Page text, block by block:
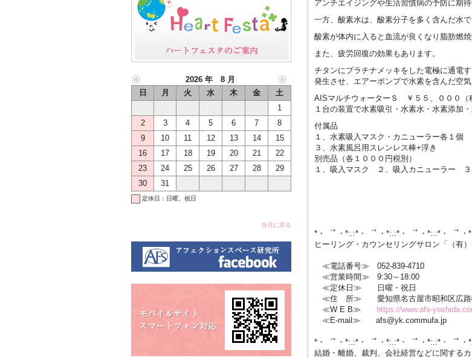
アンチエイジングや生活習慣病の予防に期
一方、酸素水は、酸素分子を多く含んだ水で
酸素が体内に入ると血流が良くなり脂肪燃
また、疲労回復の効果もあります。
チタンにプラチナメッキをした電極に通電
発生させ、エアーポンプで水素を含んだ空
AISマルチウォーターＳ ￥５５、０００（
１台の装置で水素吸引・水素水・水素添加
付属品
１、水素吸入マスク・カニューラー各１
３、水素風呂用スレンレス棒+浮き
別売品（各１０００円税別）
１、吸入マスク ２、吸入カニューラー ３
*・゜ﾟ・*:.:*・゜ﾟ・*:.:*・゜ﾟ・*:.:*・゜ﾟ
ヒーリング・カウンセリングサロン「（有
≪電話番号≫ 052-839-4710
≪営業時間≫ 9:30～18:00
≪定休日≫ 日曜・祝日
≪住 所≫ 愛知県名古屋市昭和区広路
≪W E B≫
https://www.afs-
≪E-mail≫ afs@yk.commufa.jp
*・゜ﾟ・*:.:*・゜ﾟ・*:.:*・゜ﾟ・*:.:*・゜ﾟ
結婚・離婚、裁判、会社経営などに関する
2026 年 8 月
日
月 火 水 木 金
土
1
2
3 4 5 6 7
8
9
10 11 12 13 14
15
16
17 18 19 20 21
22
23
24 25 26 27 28
29
30
31
定休日：日曜、祝日
当月に戻る